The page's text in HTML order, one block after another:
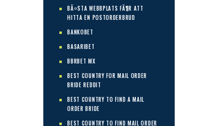
BÃ¤STA WEBBPLATS FÃ¶R ATT
HITTA EN POSTORDERBRUD
BANKOBET
BASARIBET
BBRBET MX
BEST COUNTRY FOR MAIL ORDER
BRIDE REDDIT
BEST COUNTRY TO FIND A MAIL
ORDER BRIDE
BEST COUNTRY TO FIND MAIL ORDER